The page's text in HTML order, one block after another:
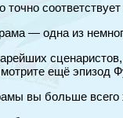
точно
— одна из
ещё эпизод
вы больше